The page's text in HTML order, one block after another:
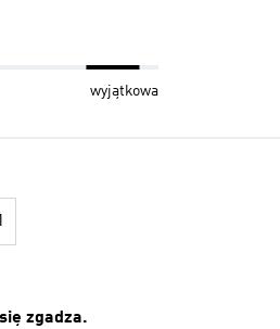
wyjątkowa
zgadza.